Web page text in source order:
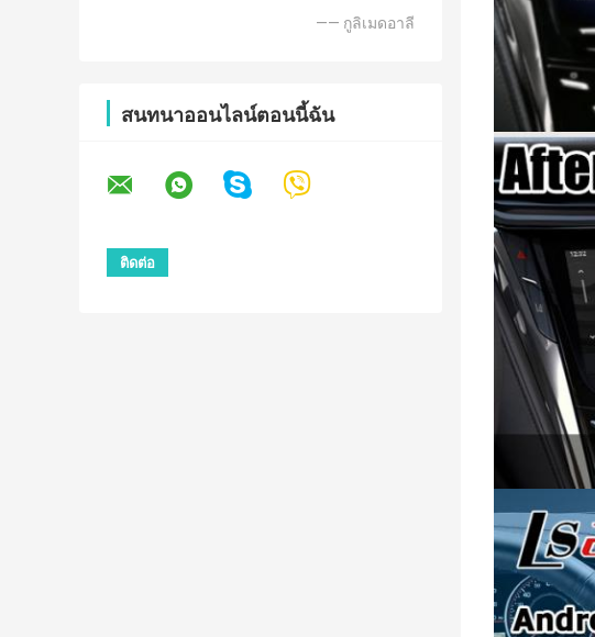
—— กูลิเมดอาลี
สนทนาออนไลน์ตอนนี้ฉัน